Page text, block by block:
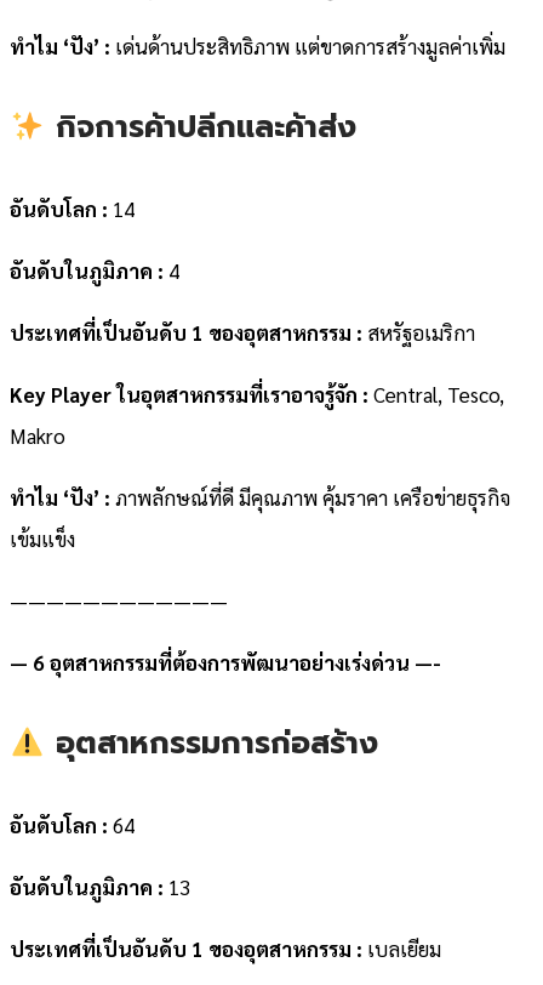
ทำไม ‘ปัง’ : เด่นด้านประสิทธิภาพ แต่ขาดการสร้างมูลค่าเพิ่ม
กิจการค้าปลีกและค้าส่ง
อันดับโลก : 14
อันดับในภูมิภาค : 4
ประเทศที่เป็นอันดับ 1 ของอุตสาหกรรม : สหรัฐอเมริกา
Key Player ในอุตสาหกรรมที่เราอาจรู้จัก : Central, Tesco,
Makro
ทำไม ‘ปัง’ : ภาพลักษณ์ที่ดี มีคุณภาพ คุ้มราคา เครือข่ายธุรกิจ
เข้มแข็ง
————————————
— 6 อุตสาหกรรมที่ต้องการพัฒนาอย่างเร่งด่วน —-
อุตสาหกรรมการก่อสร้าง
อันดับโลก : 64
อันดับในภูมิภาค : 13
ประเทศที่เป็นอันดับ 1 ของอุตสาหกรรม : เบลเยียม